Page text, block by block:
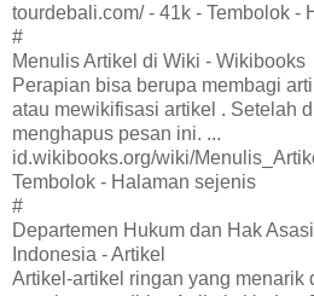
tourdebali.com/ - 41k - Tembolok -
#
Menulis Artikel di Wiki - Wikibooks
Perapian bisa berupa membagi
atau mewikifisasi artikel . Setelah
menghapus pesan ini. ...
id.wikibooks.org/wiki/
Tembolok - Halaman sejenis
#
Departemen Hukum dan Hak
Indonesia - Artikel
Artikel-artikel ringan yang menarik